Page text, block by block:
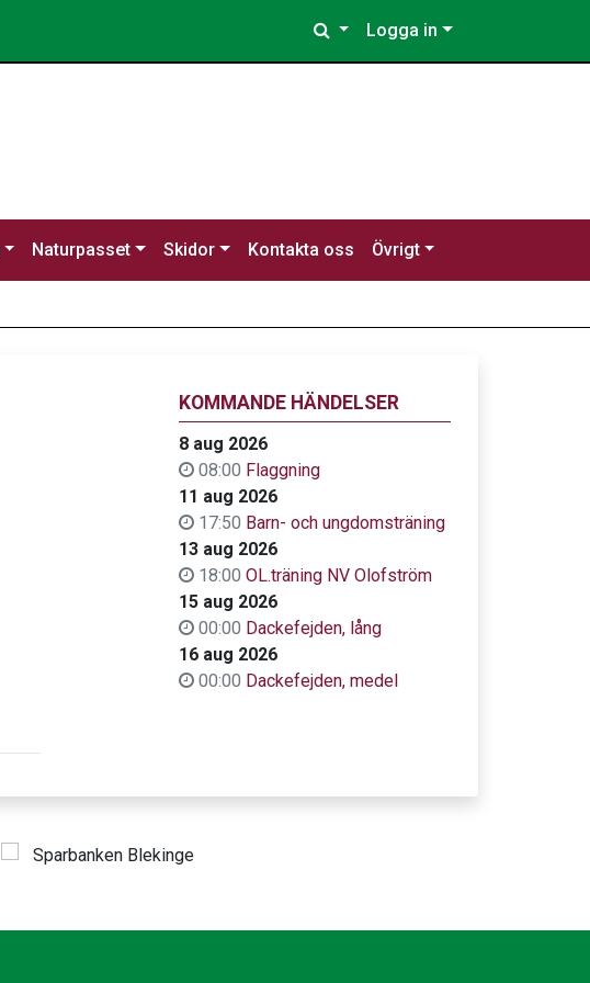
Logga in
Naturpasset Skidor Kontakta oss Övrigt
KOMMANDE HÄNDELSER
8 aug 2026
08:00 Flaggning
11 aug 2026
17:50 Barn- och ungdomsträning
13 aug 2026
18:00 OL.träning NV Olofström
15 aug 2026
00:00 Dackefejden, lång
16 aug 2026
00:00 Dackefejden, medel